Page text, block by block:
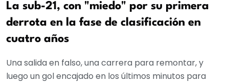
La sub-21, con "miedo" por su primera
derrota en la fase de clasificación en
cuatro años
Una salida en falso, una carrera para remontar, y
luego un gol encajado en los últimos minutos para